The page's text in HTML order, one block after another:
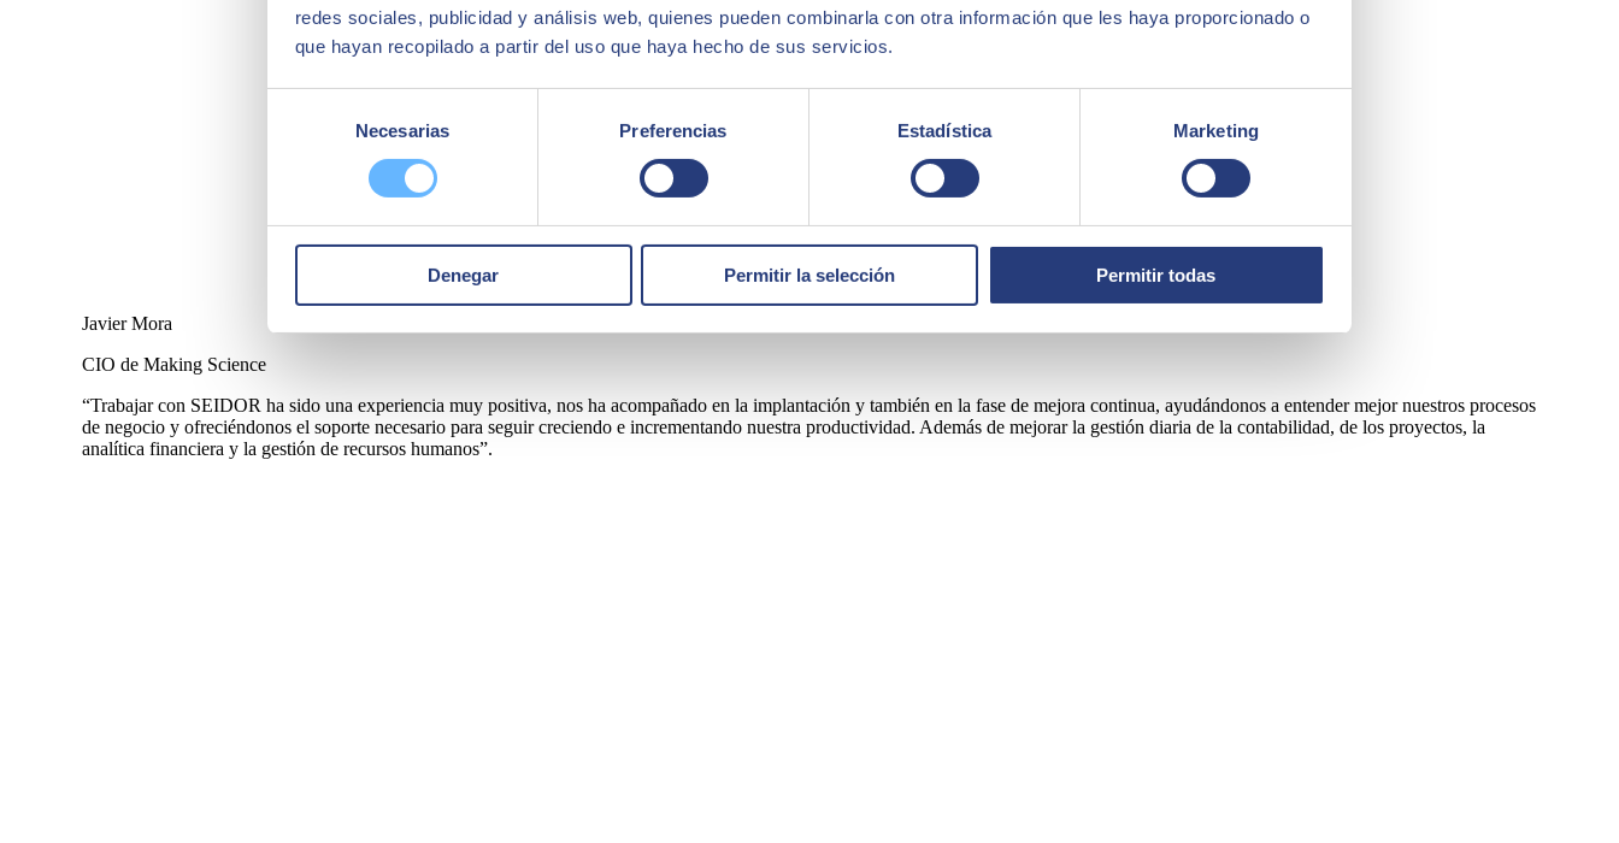
redes sociales, publicidad y análisis web, quienes pueden combinarla con otra información que les haya proporcionado o
que hayan recopilado a partir del uso que haya hecho de sus servicios.
consentimiento
Necesarias Preferencias Estadística Marketing
Denegar Permitir la selección Permitir todas
Javier Mora
CIO de Making Science
“Trabajar con SEIDOR ha sido una experiencia muy positiva, nos ha acompañado en la implantación y también en la fase de mejora continua, ayudándonos a entender mejor nuestros procesos
de negocio y ofreciéndonos el soporte necesario para seguir creciendo e incrementando nuestra productividad. Además de mejorar la gestión diaria de la contabilidad, de los proyectos, la
analítica financiera y la gestión de recursos humanos”.